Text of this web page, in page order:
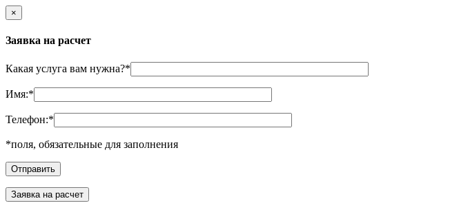
×
Заявка на расчет
Какая услуга вам нужна?*
Имя:*
Телефон:*
*поля, обязательные для заполнения
Заявка на расчет